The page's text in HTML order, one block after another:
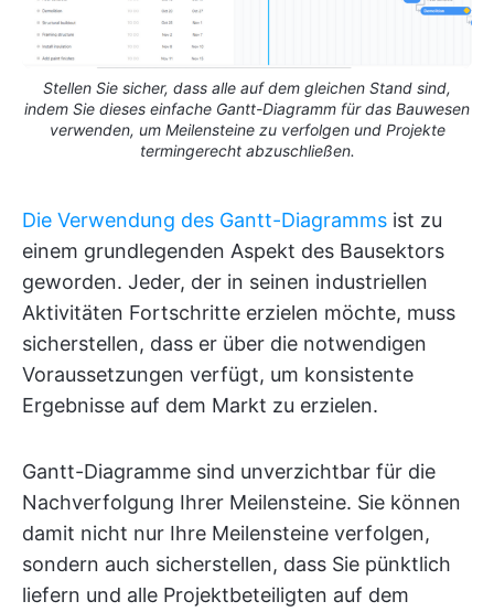
Stellen Sie sicher, dass alle auf dem gleichen Stand sind,
indem Sie dieses einfache Gantt-Diagramm für das Bauwesen
verwenden, um Meilensteine zu verfolgen und Projekte
termingerecht abzuschließen.
Die Verwendung des Gantt-Diagramms ist zu
einem grundlegenden Aspekt des Bausektors
geworden. Jeder, der in seinen industriellen
Aktivitäten Fortschritte erzielen möchte, muss
sicherstellen, dass er über die notwendigen
Voraussetzungen verfügt, um konsistente
Ergebnisse auf dem Markt zu erzielen.
Gantt-Diagramme sind unverzichtbar für die
Nachverfolgung Ihrer Meilensteine. Sie können
damit nicht nur Ihre Meilensteine verfolgen,
sondern auch sicherstellen, dass Sie pünktlich
liefern und alle Projektbeteiligten auf dem